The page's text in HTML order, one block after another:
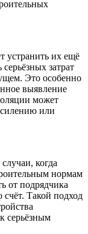
устранить их ещё
затрат
Это особенно
выявление
может
или
когда
нормам
от подрядчика
счёт. Такой подход
серьёзным